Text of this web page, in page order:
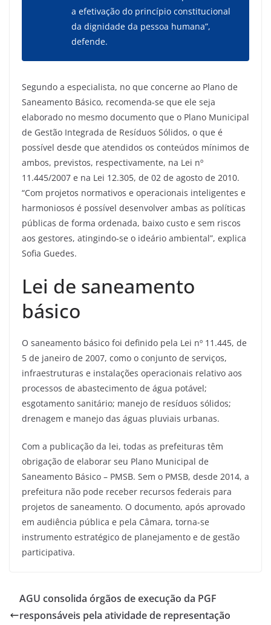
a efetivação do princípio constitucional
da dignidade da pessoa humana”,
defende.
Segundo a especialista, no que concerne ao Plano de
Saneamento Básico, recomenda-se que ele seja
elaborado no mesmo documento que o Plano Municipal
de Gestão Integrada de Resíduos Sólidos, o que é
possível desde que atendidos os conteúdos mínimos de
ambos, previstos, respectivamente, na Lei nº
11.445/2007 e na Lei 12.305, de 02 de agosto de 2010.
“Com projetos normativos e operacionais inteligentes e
harmoniosos é possível desenvolver ambas as políticas
públicas de forma ordenada, baixo custo e sem riscos
aos gestores, atingindo-se o ideário ambiental”, explica
Sofia Guedes.
Lei de saneamento
básico
O saneamento básico foi definido pela Lei nº 11.445, de
5 de janeiro de 2007, como o conjunto de serviços,
infraestruturas e instalações operacionais relativo aos
processos de abastecimento de água potável;
esgotamento sanitário; manejo de resíduos sólidos;
drenagem e manejo das águas pluviais urbanas.
Com a publicação da lei, todas as prefeituras têm
obrigação de elaborar seu Plano Municipal de
Saneamento Básico – PMSB. Sem o PMSB, desde 2014, a
prefeitura não pode receber recursos federais para
projetos de saneamento. O documento, após aprovado
em audiência pública e pela Câmara, torna-se
instrumento estratégico de planejamento e de gestão
participativa.
AGU consolida órgãos de execução da PGF
responsáveis pela atividade de representação